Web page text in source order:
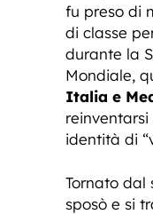
fu preso di
di classe
durante la
Mondiale,
Italia e
identità di
Tornato dal
sposò e si